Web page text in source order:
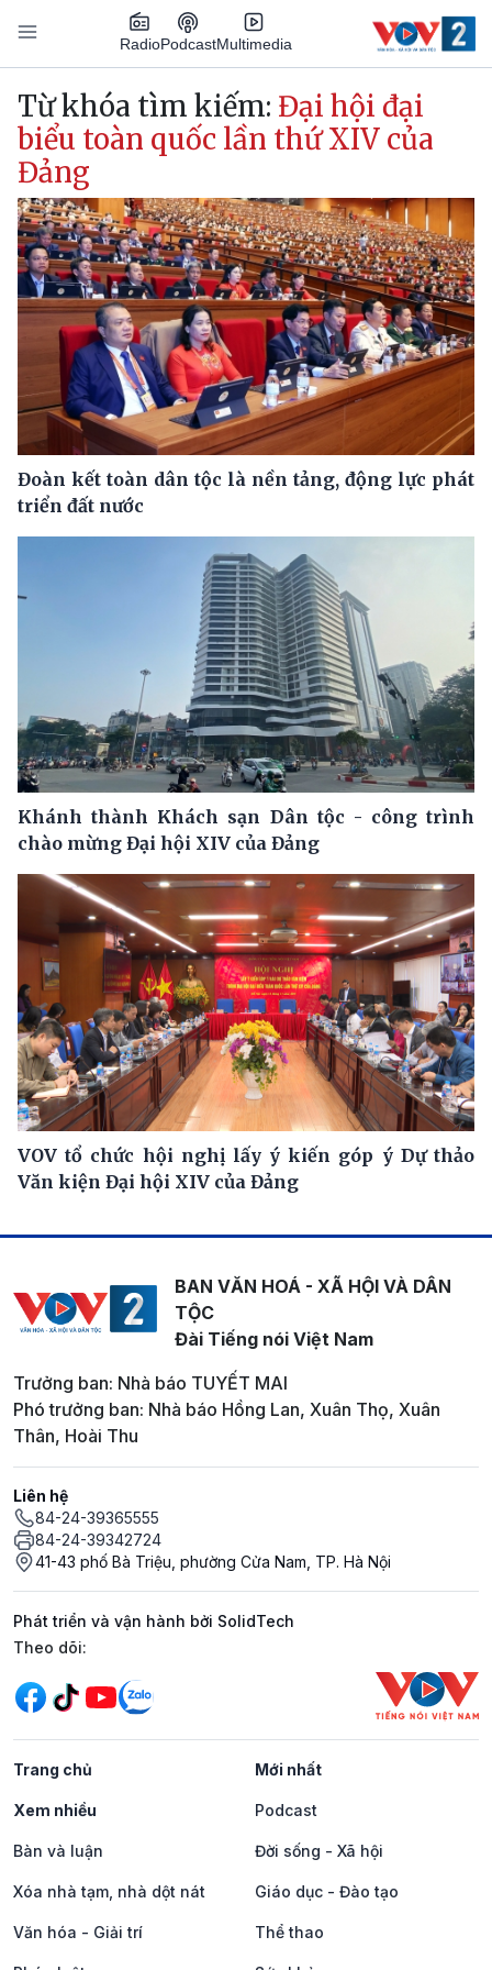
Nhảy đến nội dung
RadioPodcastMultimedia
Main navigation
Từ khóa tìm kiếm: Đại hội đại
biểu toàn quốc lần thứ XIV của
Đảng
Đoàn kết toàn dân tộc là nền tảng, động lực phát
triển đất nước
Khánh thành Khách sạn Dân tộc - công trình
chào mừng Đại hội XIV của Đảng
VOV tổ chức hội nghị lấy ý kiến góp ý Dự thảo
Văn kiện Đại hội XIV của Đảng
BAN VĂN HOÁ - XÃ HỘI VÀ DÂN
TỘC
Đài Tiếng nói Việt Nam
Trưởng ban: Nhà báo TUYẾT MAI
Phó trưởng ban: Nhà báo Hồng Lan, Xuân Thọ, Xuân
Thân, Hoài Thu
Liên hệ
84-24-39365555
84-24-39342724
41-43 phố Bà Triệu, phường Cửa Nam, TP. Hà Nội
Phát triển và vận hành bởi SolidTech
Mạng xã hội
Theo dõi:
Trang chủ Mới nhất
Xem nhiều Podcast
Bàn và luận Đời sống - Xã hội
Xóa nhà tạm, nhà dột nát Giáo dục - Đào tạo
Văn hóa - Giải trí Thể thao